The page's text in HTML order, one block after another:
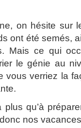
on hésite sur
ont été semés,
Mais ce qui
le génie au
vous verriez la
qu’à
nos